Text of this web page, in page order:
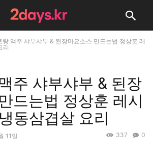
랑 맥주 샤부샤부 & 된장마요소스 만드는법 정상훈 레
리
주 샤부샤부 & 된장
드는법 정상훈 레시
동삼겹살 요리
11일 0
337